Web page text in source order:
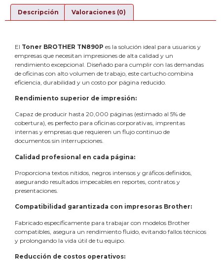
Descripción Valoraciones (0)
El Toner BROTHER TN890P es la solución ideal para usuarios y
empresas que necesitan impresiones de alta calidad y un
rendimiento excepcional. Diseñado para cumplir con las demandas
de oficinas con alto volumen de trabajo, este cartucho combina
eficiencia, durabilidad y un costo por página reducido.
Rendimiento superior de impresión:
Capaz de producir hasta 20,000 páginas (estimado al 5% de
cobertura), es perfecto para oficinas corporativas, imprentas
internas y empresas que requieren un flujo continuo de
documentos sin interrupciones.
Calidad profesional en cada página:
Proporciona textos nítidos, negros intensos y gráficos definidos,
asegurando resultados impecables en reportes, contratos y
presentaciones.
Compatibilidad garantizada con impresoras Brother:
Fabricado específicamente para trabajar con modelos Brother
compatibles, asegura un rendimiento fluido, evitando fallos técnicos
y prolongando la vida útil de tu equipo.
Reducción de costos operativos: